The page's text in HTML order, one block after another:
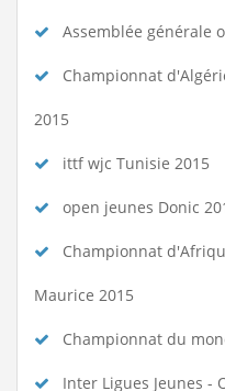
Assemblée générale
Championnat
2015
ittf wjc Tunisie 2015
open jeunes Donic
Championnat
Maurice 2015
Championnat du
Inter Ligues Jeunes -